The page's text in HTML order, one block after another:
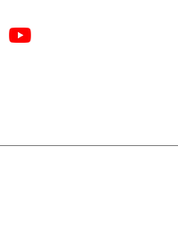
øyelooks. Fra nøytrale
til dristige og